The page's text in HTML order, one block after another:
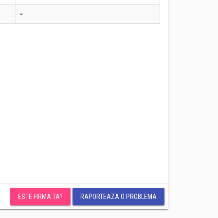
-
ESTE FIRMA TA? RAPORTEAZA O PROBLEMA